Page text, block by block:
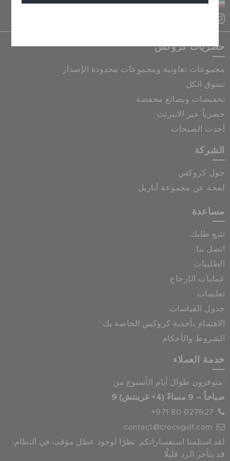
الكويت
حصريات كروكس
مجموعات تعاونية ومجموعات محدودة الإصدار
تسوق الكل
تخفيضات وبضائع مخفضة
حصرياً عبر الانترنت
أحدث الصيحات
الشركة
حول كروكس
لمحة عن مجموعة أباريل
مساعدة
تتبع طلبك
اتصل بنا
الطلبيات
عمليات الإرجاع
تعليمات
جدول القياسات
الاهتمام بأحذية كروكس الخاصة بك
الشروط والأحكام
خدمة العملاء
متوفرون طوال أيام الأسبوع من:
9 صباحاً – 9 مساءً (4+ غرينتش)
+971 80 027627
contact@crocsgulf.com
لقد استلمنا استفساراتكم. نظرًا لوجود عطل مؤقت في النظام،
قد يتأخر الرد قليلًا